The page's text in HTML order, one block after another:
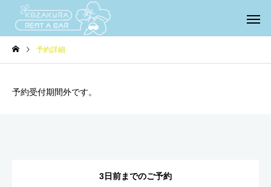
予約詳細
予約受付期間外です。
3日前までのご予約